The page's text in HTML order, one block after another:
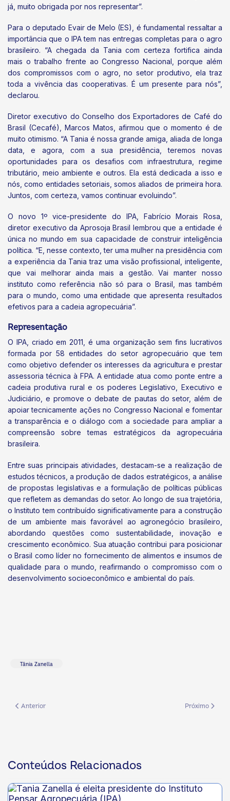
já, muito obrigada por nos representar”.
Para o deputado Evair de Melo (ES), é fundamental ressaltar a
importância que o IPA tem nas entregas completas para o agro
brasileiro. “A chegada da Tania com certeza fortifica ainda
mais o trabalho frente ao Congresso Nacional, porque além
dos compromissos com o agro, no setor produtivo, ela traz
toda a vivência das cooperativas. É um presente para nós”,
declarou.
Diretor executivo do Conselho dos Exportadores de Café do
Brasil (Cecafé), Marcos Matos, afirmou que o momento é de
muito otimismo. “A Tania é nossa grande amiga, aliada de longa
data, e agora, com a sua presidência, teremos novas
oportunidades para os desafios com infraestrutura, regime
tributário, meio ambiente e outros. Ela está dedicada a isso e
nós, como entidades setoriais, somos aliados de primeira hora.
Juntos, com certeza, vamos continuar evoluindo”.
O novo 1º vice-presidente do IPA, Fabrício Morais Rosa,
diretor executivo da Aprosoja Brasil lembrou que a entidade é
única no mundo em sua capacidade de construir inteligência
política. “E, nesse contexto, ter uma mulher na presidência com
a experiência da Tania traz uma visão profissional, inteligente,
que vai melhorar ainda mais a gestão. Vai manter nosso
instituto como referência não só para o Brasil, mas também
para o mundo, como uma entidade que apresenta resultados
efetivos para a cadeia agropecuária”.
Representação
O IPA, criado em 2011, é uma organização sem fins lucrativos
formada por 58 entidades do setor agropecuário que tem
como objetivo defender os interesses da agricultura e prestar
assessoria técnica à FPA. A entidade atua como ponte entre a
cadeia produtiva rural e os poderes Legislativo, Executivo e
Judiciário, e promove o debate de pautas do setor, além de
apoiar tecnicamente ações no Congresso Nacional e fomentar
a transparência e o diálogo com a sociedade para ampliar a
compreensão sobre temas estratégicos da agropecuária
brasileira.
Entre suas principais atividades, destacam-se a realização de
estudos técnicos, a produção de dados estratégicos, a análise
de propostas legislativas e a formulação de políticas públicas
que refletem as demandas do setor. Ao longo de sua trajetória,
o Instituto tem contribuído significativamente para a construção
de um ambiente mais favorável ao agronegócio brasileiro,
abordando questões como sustentabilidade, inovação e
crescimento econômico. Sua atuação contribui para posicionar
o Brasil como líder no fornecimento de alimentos e insumos de
qualidade para o mundo, reafirmando o compromisso com o
desenvolvimento socioeconômico e ambiental do país.
Tânia Zanella
Artigo anterior: Sistema OCB/MS acompanha assinatura de decreto
Anterior Próximo
Próximo
Conteúdos Relacionados